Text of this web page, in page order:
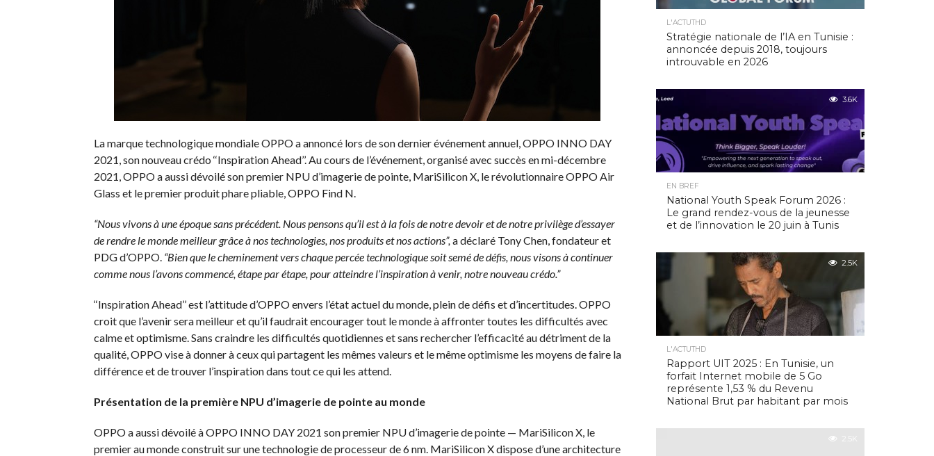
La marque technologique mondiale OPPO a annoncé lors de son dernier événement annuel, OPPO INNO DAY
2021, son nouveau crédo ‘‘Inspiration Ahead’’. Au cours de l’événement, organisé avec succès en mi-décembre
2021, OPPO a aussi dévoilé son premier NPU d’imagerie de pointe, MariSilicon X, le révolutionnaire OPPO Air
Glass et le premier produit phare pliable, OPPO Find N.
“Nous vivons à une époque sans précédent. Nous pensons qu’il est à la fois de notre devoir et de notre privilège d’essayer
de rendre le monde meilleur grâce à nos technologies, nos produits et nos actions”,a déclaré Tony Chen, fondateur et
PDG d’OPPO.“Bien que le cheminement vers chaque percée technologique soit semé de défis, nous visons à continuer
comme nous l’avons commencé, étape par étape, pour atteindre l’inspiration à venir, notre nouveau crédo.”
‘‘Inspiration Ahead’’ est l’attitude d’OPPO envers l’état actuel du monde, plein de défis et d’incertitudes. OPPO
croit que l’avenir sera meilleur et qu’il faudrait encourager tout le monde à affronter toutes les difficultés avec
calme et optimisme. Sans craindre les difficultés quotidiennes et sans rechercher l’efficacité au détriment de la
qualité, OPPO vise à donner à ceux qui partagent les mêmes valeurs et le même optimisme les moyens de faire la
différence et de trouver l’inspiration dans tout ce qui les attend.
Présentation de la première NPU d’imagerie de pointe au monde
OPPO a aussi dévoilé à OPPO INNO DAY 2021 son premier NPU d’imagerie de pointe — MariSilicon X, le
premier au monde construit sur une technologie de processeur de 6 nm. MariSilicon X dispose d’une architecture
L'ACTUTHD
Stratégie nationale de l’IA en Tunisie :
annoncée depuis 2018, toujours
introuvable en 2026
3.6K
EN BREF
National Youth Speak Forum 2026 :
Le grand rendez-vous de la jeunesse
et de l’innovation le 20 juin à Tunis
2.5K
L'ACTUTHD
Rapport UIT 2025 : En Tunisie, un
forfait Internet mobile de 5 Go
représente 1,53 % du Revenu
National Brut par habitant par mois
2.5K